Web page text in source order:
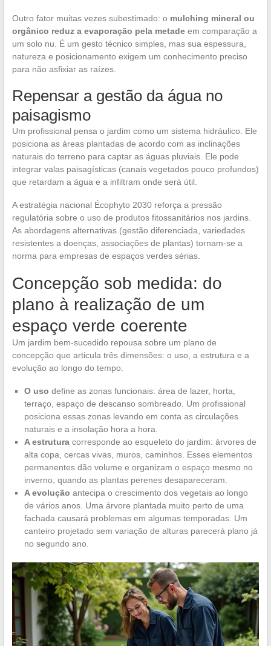
Outro fator muitas vezes subestimado: o mulching mineral ou
orgânico reduz a evaporação pela metadeem comparação a
um solo nu. É um gesto técnico simples, mas sua espessura,
natureza e posicionamento exigem um conhecimento preciso
para não asfixiar as raízes.
Repensar a gestão da água no
paisagismo
Um profissional pensa o jardim como um sistema hidráulico. Ele
posiciona as áreas plantadas de acordo com as inclinações
naturais do terreno para captar as águas pluviais. Ele pode
integrar valas paisagísticas (canais vegetados pouco profundos)
que retardam a água e a infiltram onde será útil.
A estratégia nacional Écophyto 2030 reforça a pressão
regulatória sobre o uso de produtos fitossanitários nos jardins.
As abordagens alternativas (gestão diferenciada, variedades
resistentes a doenças, associações de plantas) tornam-se a
norma para empresas de espaços verdes sérias.
Concepção sob medida: do
plano à realização de um
espaço verde coerente
Um jardim bem-sucedido repousa sobre um plano de
concepção que articula três dimensões: o uso, a estrutura e a
evolução ao longo do tempo.
O uso define as zonas funcionais: área de lazer, horta,
terraço, espaço de descanso sombreado. Um profissional
posiciona essas zonas levando em conta as circulações
naturais e a insolação hora a hora.
A estruturacorresponde ao esqueleto do jardim: árvores de
alta copa, cercas vivas, muros, caminhos. Esses elementos
permanentes dão volume e organizam o espaço mesmo no
inverno, quando as plantas perenes desapareceram.
A evolução antecipa o crescimento dos vegetais ao longo
de vários anos. Uma árvore plantada muito perto de uma
fachada causará problemas em algumas temporadas. Um
canteiro projetado sem variação de alturas parecerá plano já
no segundo ano.